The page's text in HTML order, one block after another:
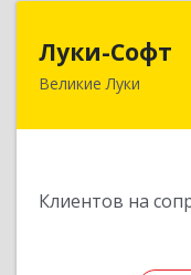
Луки-Софт
Великие Луки
Клиентов на
182113,